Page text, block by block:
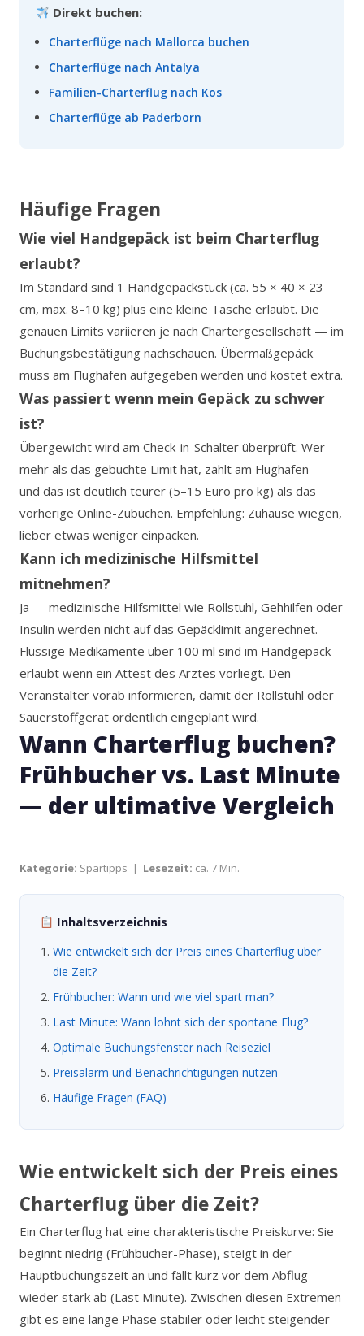
Direkt buchen:
Charterflüge nach Mallorca buchen
Charterflüge nach Antalya
Familien-Charterflug nach Kos
Charterflüge ab Paderborn
Häufige Fragen
Wie viel Handgepäck ist beim Charterflug
erlaubt?
Im Standard sind 1 Handgepäckstück (ca. 55 × 40 × 23
cm, max. 8–10 kg) plus eine kleine Tasche erlaubt. Die
genauen Limits variieren je nach Chartergesellschaft — im
Buchungsbestätigung nachschauen. Übermaßgepäck
muss am Flughafen aufgegeben werden und kostet extra.
Was passiert wenn mein Gepäck zu schwer
ist?
Übergewicht wird am Check-in-Schalter überprüft. Wer
mehr als das gebuchte Limit hat, zahlt am Flughafen —
und das ist deutlich teurer (5–15 Euro pro kg) als das
vorherige Online-Zubuchen. Empfehlung: Zuhause wiegen,
lieber etwas weniger einpacken.
Kann ich medizinische Hilfsmittel
mitnehmen?
Ja — medizinische Hilfsmittel wie Rollstuhl, Gehhilfen oder
Insulin werden nicht auf das Gepäcklimit angerechnet.
Flüssige Medikamente über 100 ml sind im Handgepäck
erlaubt wenn ein Attest des Arztes vorliegt. Den
Veranstalter vorab informieren, damit der Rollstuhl oder
Sauerstoffgerät ordentlich eingeplant wird.
Wann Charterflug buchen?
Frühbucher vs. Last Minute
— der ultimative Vergleich
Kategorie: Spartipps | Lesezeit: ca. 7 Min.
Inhaltsverzeichnis
Wie entwickelt sich der Preis eines Charterflug über
die Zeit?
Frühbucher: Wann und wie viel spart man?
Last Minute: Wann lohnt sich der spontane Flug?
Optimale Buchungsfenster nach Reiseziel
Preisalarm und Benachrichtigungen nutzen
Häufige Fragen (FAQ)
Wie entwickelt sich der Preis eines
Charterflug über die Zeit?
Ein Charterflug hat eine charakteristische Preiskurve: Sie
beginnt niedrig (Frühbucher-Phase), steigt in der
Hauptbuchungszeit an und fällt kurz vor dem Abflug
wieder stark ab (Last Minute). Zwischen diesen Extremen
gibt es eine lange Phase stabiler oder leicht steigender